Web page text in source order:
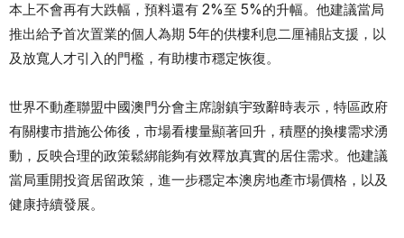
本上不會再有大跌幅，預料還有 2%至 5%的升幅。他建議當局
推出給予首次置業的個人為期 5年的供樓利息二厘補貼支援，以
及放寬人才引入的門檻，有助樓市穩定恢復。
世界不動產聯盟中國澳門分會主席謝鎮宇致辭時表示，特區政府
有關樓市措施公佈後，市場看樓量顯著回升，積壓的換樓需求湧
動，反映合理的政策鬆綁能夠有效釋放真實的居住需求。他建議
當局重開投資居留政策，進一步穩定本澳房地產市場價格，以及
健康持續發展。